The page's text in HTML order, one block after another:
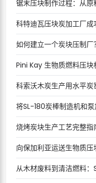
锯末压块制作过程：从
科特迪瓦压块炭加工厂成
如何建立一个炭块压制厂
Pini Kay 生物质燃料压块
科索沃木炭生产用水平炭
将SL-180炭棒制造机和
烧烤炭块生产工艺完整指
向保加利亚运送生物质压
从木材废料到清洁燃料